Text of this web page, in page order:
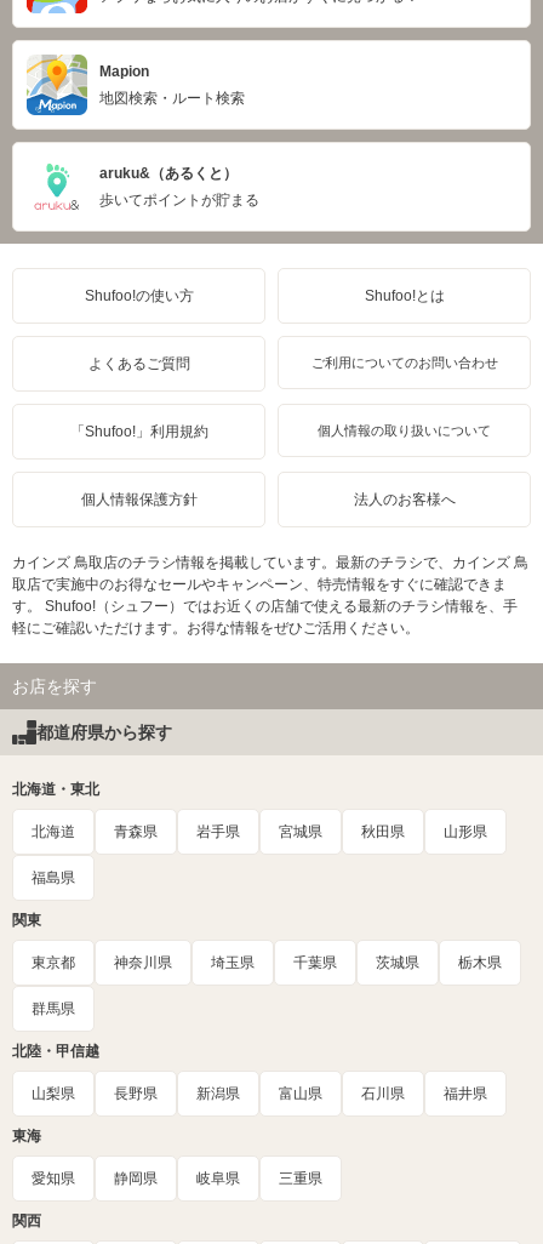
Mapion
地図検索・ルート検索
aruku&（あるくと）
歩いてポイントが貯まる
Shufoo!の使い方 Shufoo!とは
よくあるご質問 ご利用についてのお問い合わせ
「Shufoo!」利用規約 個人情報の取り扱いについて
個人情報保護方針 法人のお客様へ
カインズ 鳥取店のチラシ情報を掲載しています。最新のチラシで、カインズ 鳥
取店で実施中のお得なセールやキャンペーン、特売情報をすぐに確認できま
す。 Shufoo!（シュフー）ではお近くの店舗で使える最新のチラシ情報を、手
軽にご確認いただけます。お得な情報をぜひご活用ください。
お店を探す
都道府県から探す
北海道・東北
北海道 青森県 岩手県 宮城県 秋田県 山形県
福島県
関東
東京都 神奈川県 埼玉県 千葉県 茨城県 栃木県
群馬県
北陸・甲信越
山梨県 長野県 新潟県 富山県 石川県 福井県
東海
愛知県 静岡県 岐阜県 三重県
関西